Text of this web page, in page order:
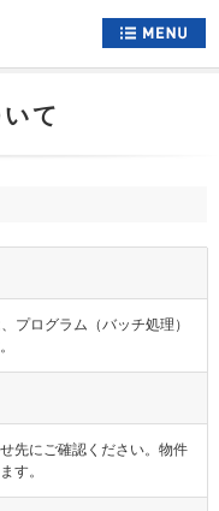
て
プログラム（バッチ処理）
先にご確認ください。物件
す。